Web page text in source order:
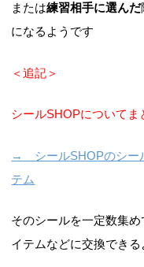
または練習相手に選んだ
になるようです
＜追記＞
シールSHOPについてま
→ シールSHOPのシー
テム
そのシールを一定数集
イテムなどに交換できる